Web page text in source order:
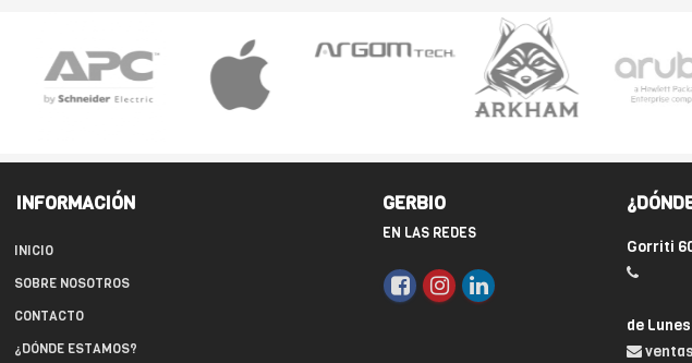
INFORMACIÓN
INICIO
SOBRE NOSOTROS
CONTACTO
¿DÓNDE ESTAMOS?
GERBIO
EN LAS REDES
Gorriti
de